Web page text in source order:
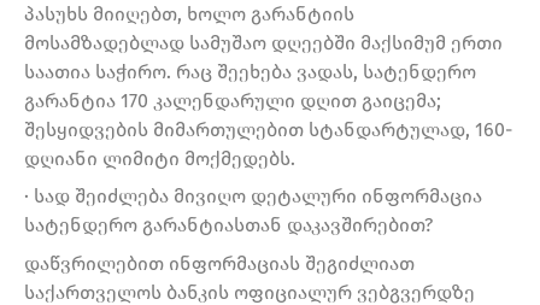
პასუხს მიიღებთ, ხოლო გარანტიის
მოსამზადებლად სამუშაო დღეებში მაქსიმუმ ერთი
საათია საჭირო. რაც შეეხება ვადას, სატენდერო
გარანტია 170 კალენდარული დღით გაიცემა;
შესყიდვების მიმართულებით სტანდარტულად, 160-
დღიანი ლიმიტი მოქმედებს.
· სად შეიძლება მივიღო დეტალური ინფორმაცია
სატენდერო გარანტიასთან დაკავშირებით?
დაწვრილებით ინფორმაციას შეგიძლიათ
საქართველოს ბანკის ოფიციალურ ვებგვერდზე